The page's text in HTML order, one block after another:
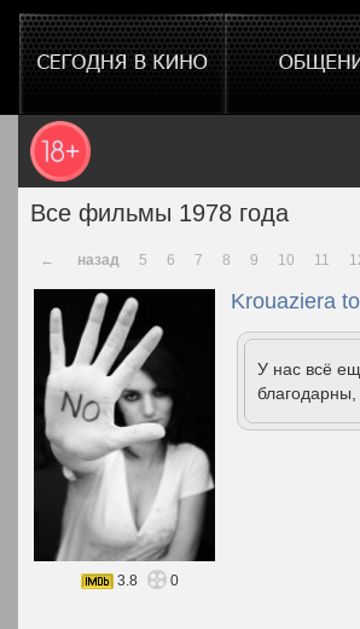
Все фильмы 1978 года
← назад 5 6 7 8 9 10 11
Krouaziera
У нас всё
благодарны,
3.8 0